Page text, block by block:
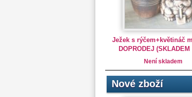
Ježek s rýčem+květináč
DOPRODEJ (SKLADEM
Není skladem
Nové zboží